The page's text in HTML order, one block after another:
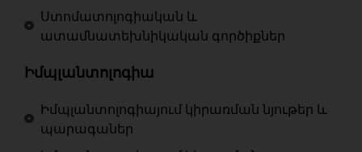
Ստոմատոլոգիական և
ատամնատեխնիկական գործիքներ
Իմպլանտոլոգիա
Իմպլանտոլոգիայում կիրառման նյութեր և
պարագաներ